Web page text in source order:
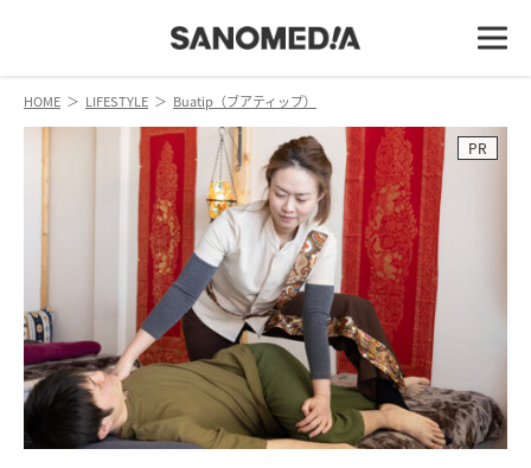
HOME ＞ LIFESTYLE ＞ Buatip（ブアティップ）
PR